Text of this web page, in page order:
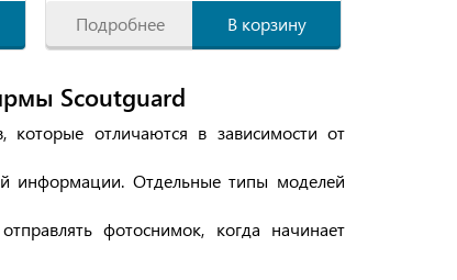
Подробнее В корзину
Scoutguard
которые отличаются в зависимости от
информации. Отдельные типы моделей
фотоснимок, когда начинает